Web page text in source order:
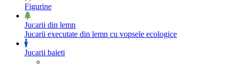
Figurine
Jucarii din lemn
Jucarii executate din lemn cu vopsele ecologice
Jucarii baieti